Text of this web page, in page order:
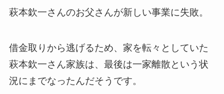
萩本欽一さんのお父さんが新しい事業に失敗。
借金取りから逃げるため、家を転々としていた
萩本欽一さん家族は、最後は一家離散という状
況にまでなったんだそうです。